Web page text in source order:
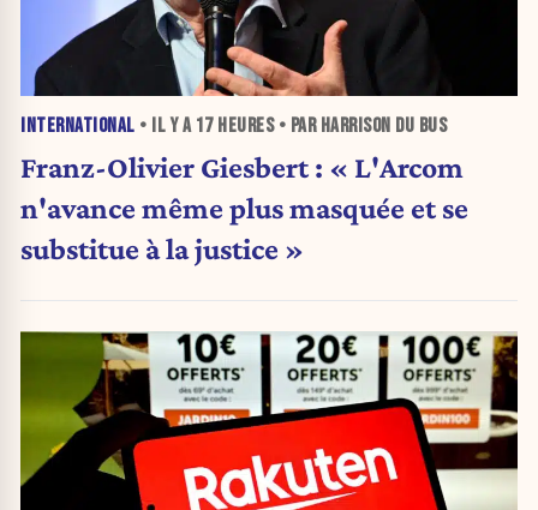
INTERNATIONAL • IL Y A 17 HEURES• PAR HARRISON DU BUS
Franz-Olivier Giesbert : « L'Arcom
n'avance même plus masquée et se
substitue à la justice »